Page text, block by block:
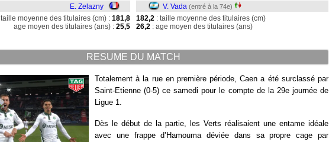
E. Zelazny
V. Vada (entré à la 74e)
taille moyenne des titulaires (cm) : 181,8
age moyen des titulaires (ans) : 25,5
182,2 : taille moyenne des titulaires (cm)
26,2 : age moyen des titulaires (ans)
RESUME DU MATCH
Totalement à la rue en première période, Caen a été surclassé par
Saint-Etienne (0-5) ce samedi pour le compte de la 29e journée de
Ligue 1.
Dès le début de la partie, les Verts réalisaient une entame idéale
avec une frappe d’Hamouma déviée dans sa propre cage par